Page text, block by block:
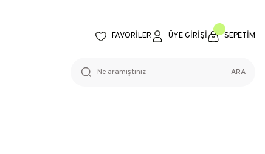
FAVORİLER ÜYE GİRİŞİ SEPETİM
ARA